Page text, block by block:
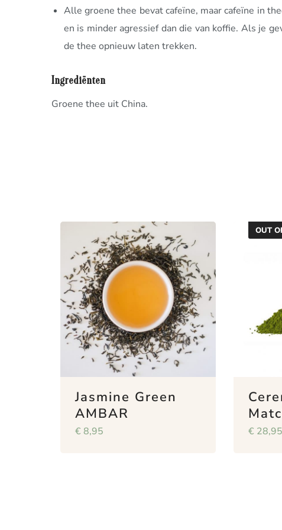
Alle groene thee bevat cafeïne, maar cafeïne in
en is minder agressief dan die van koffie. Als je
de thee opnieuw laten trekken.
Ingrediënten
Groene thee uit China.
Jasmine Green
AMBAR
€ 8,95
OUT
€ 28,95